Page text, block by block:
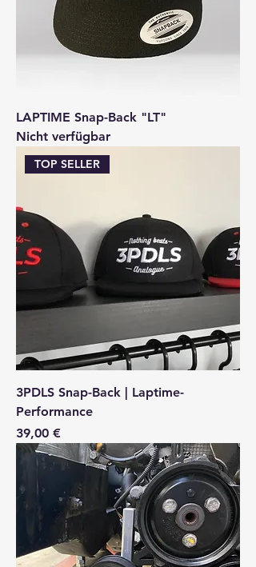
LAPTIME Snap-Back "LT"
Nicht verfügbar
TOP SELLER
3PDLS Snap-Back | Laptime-
Performance
Preis
39,00 €